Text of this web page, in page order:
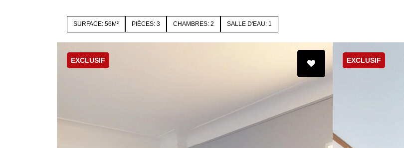
SURFACE: 56M² PIÈCES: 3 CHAMBRES: 2 SALLE D'EAU: 1
EXCLUSIF EXCLUSIF